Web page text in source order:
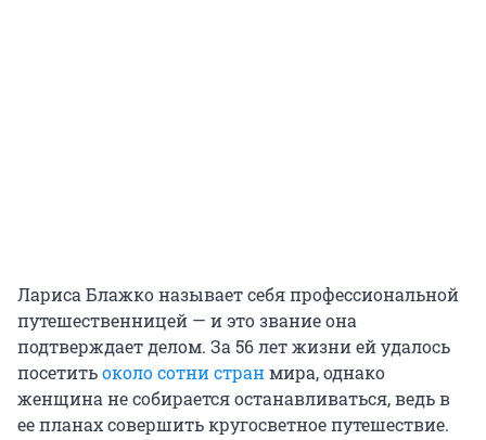
Лариса Блажко называет себя профессиональной
путешественницей — и это звание она
подтверждает делом. За 56 лет жизни ей удалось
посетитьоколо сотни странмира, однако
женщина не собирается останавливаться, ведь в
ее планах совершить кругосветное путешествие.